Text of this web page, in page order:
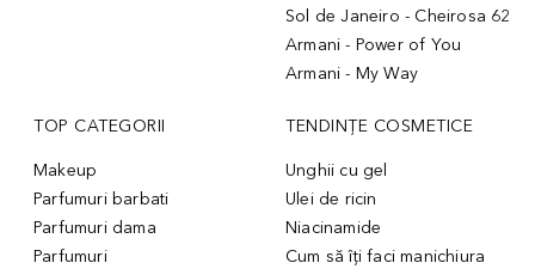
Sol de Janeiro - Cheirosa 62
Armani - Power of You
Armani - My Way
TOP CATEGORII
Makeup
Parfumuri barbati
Parfumuri dama
Parfumuri
TENDINȚE COSMETICE
Unghii cu gel
Ulei de ricin
Niacinamide
Cum să îți faci manichiura